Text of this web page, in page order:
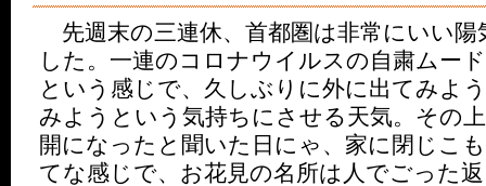
先週末の三連休、首都圏は非常にいい陽
した。一連のコロナウイルスの自粛ムー
という感じで、久しぶりに外に出てみよ
みようという気持ちにさせる天気。その
開になったと聞いた日にゃ、家に閉じこ
てな感じで、お花見の名所は人でごった